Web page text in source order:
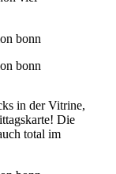
in der Vitrine,
Die
total im